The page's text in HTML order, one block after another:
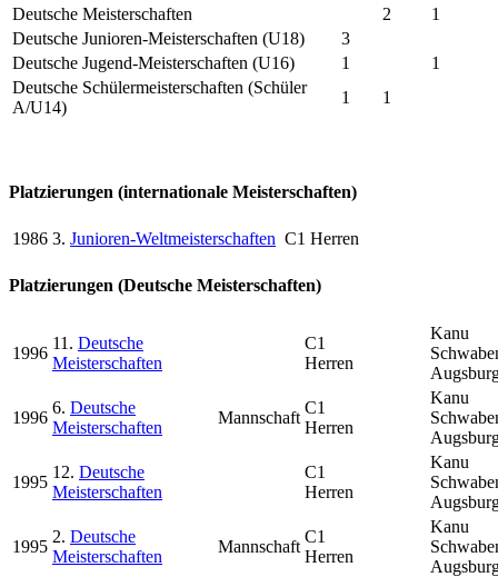
Deutsche Meisterschaften
2
1
Deutsche Junioren-Meisterschaften (U18)
3
Deutsche Jugend-Meisterschaften (U16)
1
1
Deutsche Schülermeisterschaften (Schüler
A/U14)
1 1
Platzierungen (internationale Meisterschaften)
1986 3. Junioren-Weltmeisterschaften C1 Herren
Platzierungen (Deutsche Meisterschaften)
1996
11. Deutsche
Meisterschaften
C1
Herren
Kanu
1996
6. Deutsche
Meisterschaften
Mannschaft
C1
Herren
Kanu
1995
12. Deutsche
Meisterschaften
C1
Herren
Kanu
1995
2. Deutsche
Meisterschaften
Mannschaft
C1
Herren
Kanu